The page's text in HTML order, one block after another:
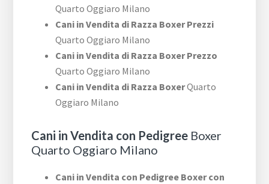
Quarto Oggiaro Milano
Cani in Vendita di Razza Boxer Prezzi
Quarto Oggiaro Milano
Cani in Vendita di Razza Boxer Prezzo
Quarto Oggiaro Milano
Cani in Vendita di Razza BoxerQuarto
Oggiaro Milano
Cani in Vendita con Pedigree Boxer
Quarto Oggiaro Milano
Cani in Vendita con Pedigree Boxer con